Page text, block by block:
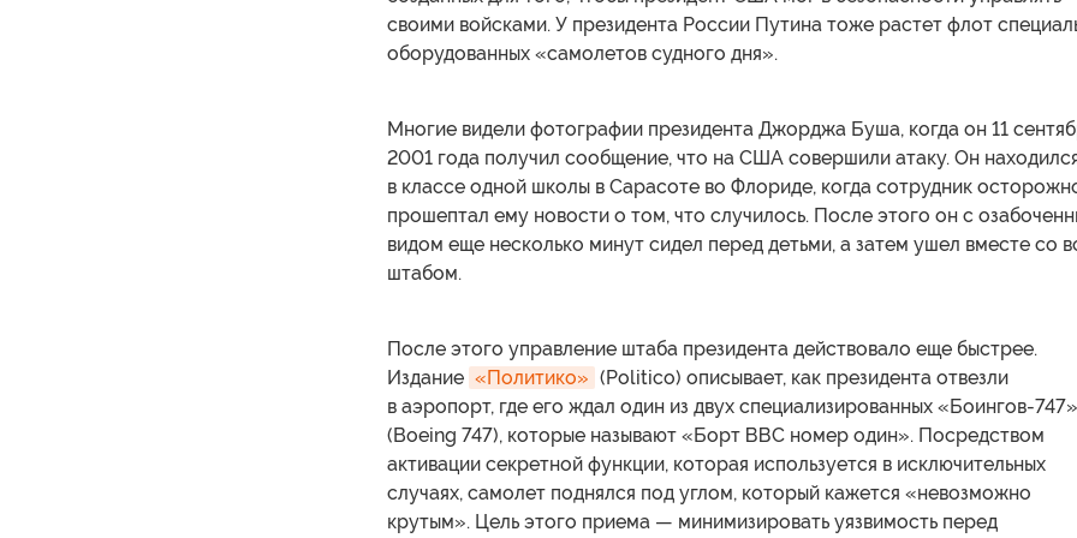
своими войсками. У президента России Путина тоже растет флот
оборудованных «самолетов судного дня».
Многие видели фотографии президента Джорджа Буша, когда он 11
2001 года получил сообщение, что на США совершили атаку. Он
в классе одной школы в Сарасоте во Флориде, когда сотрудник
прошептал ему новости о том, что случилось. После этого он с
видом еще несколько минут сидел перед детьми, а затем ушел вместе со
штабом.
После этого управление штаба президента действовало еще быстрее.
Издание «Политико» (Politico) описывает, как президента отвезли
в аэропорт, где его ждал один из двух специализированных «Боингов-747»
(Boeing 747), которые называют «Борт ВВС номер один». Посредством
активации секретной функции, которая используется в исключительных
случаях, самолет поднялся под углом, который кажется «невозможно
крутым». Цель этого приема — минимизировать уязвимость перед